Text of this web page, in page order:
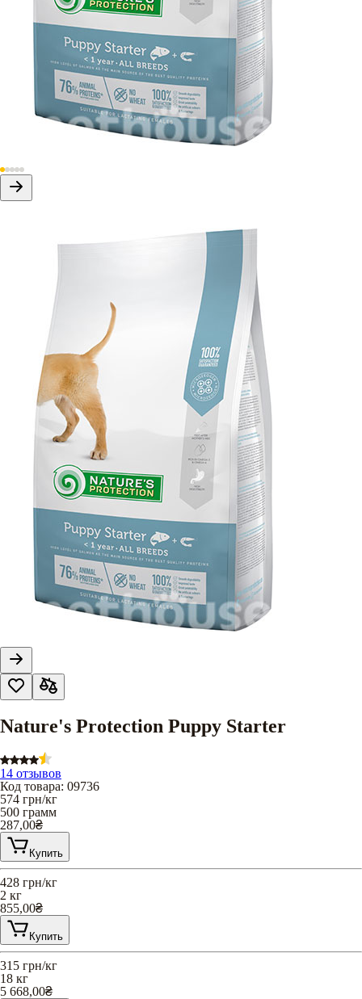
Nature's Protection Puppy Starter
14 отзывов
Код товара: 09736
574 грн/кг
500 грамм
287,00₴
Купить
428 грн/кг
2 кг
855,00₴
Купить
315 грн/кг
18 кг
5 668,00₴